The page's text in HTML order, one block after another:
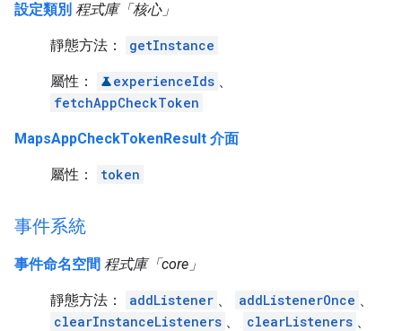
設定類別 程式庫「核心」
靜態方法： getInstance
屬性： experienceIds 、
fetchAppCheckToken
MapsAppCheckTokenResult 介面
屬性： token
事件系統
事件命名空間 程式庫「core」
靜態方法： addListener 、 addListenerOnce 、
clearInstanceListeners 、 clearListeners 、